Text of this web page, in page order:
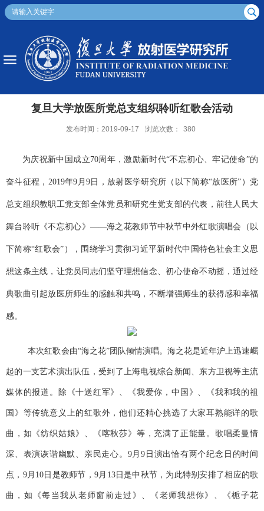
复旦大学放医所党总支组织聆听红歌会活动
发布时间：2019-09-17 浏览次数： 380
为庆祝新中国成立70周年，激励新时代“不忘初心、牢记使命”的
奋斗征程，2019年9月9日，放射医学研究所（以下简称“放医所”）党
总支组织教职工党支部全体党员和研究生党支部的代表，前往人民大
舞台聆听《不忘初心》——海之花教师节中秋节中外红歌演唱会（以
下简称“红歌会”），围绕学习贯彻习近平新时代中国特色社会主义思
想这条主线，让党员同志们坚守理想信念、初心使命不动摇，通过经
典歌曲引起放医所师生的感触和共鸣，不断增强师生的获得感和幸福
感。
本次红歌会由“海之花”团队倾情演唱。海之花是近年沪上迅速崛
起的一支艺术演出队伍，受到了上海电视综合新闻、东方卫视等主流
媒体的报道。除《十送红军》、《我爱你，中国》、《我和我的祖
国》等传统意义上的红歌外，他们还精心挑选了大家耳熟能详的歌
曲，如《纺织姑娘》、《喀秋莎》等，充满了正能量。歌唱柔曼情
深、表演诙谐幽默、亲民走心。 9月9 日演出恰有两个纪念日的时间
点， 9月 10 日是教师节， 9月 13日是中秋节，为此特别安排了相应的歌
曲，如《每当我从老师窗前走过》、《老师我想你》、《栀子花